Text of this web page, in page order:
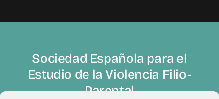
Sociedad Española para el
Estudio de la Violencia Filio-
Parental